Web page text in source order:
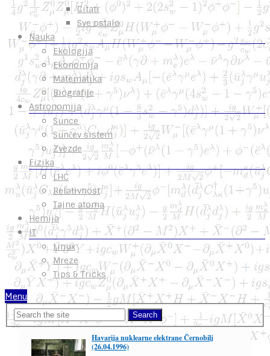
Citati
Sve ostalo
Nauka
Ekologija
Ekonomija
Matematika
Biografije
Astronomija
Sunce
Sunčev sistem
Zvezde
Fizika
LHC
Relativnost
Tajne atoma
Hemija
IT
Linux
Mreze
Tips & Tricks
Menu
Havarija nuklearne elektrane Černobilj
(26.04.1996)